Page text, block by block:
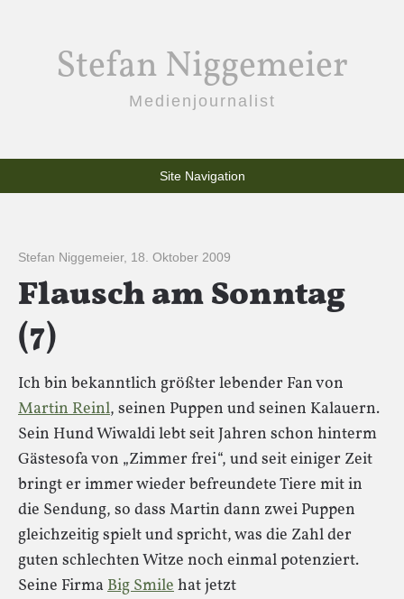
Stefan Niggemeier
Medienjournalist
Site Navigation
Stefan Niggemeier, 18. Oktober 2009
Flausch am Sonntag
(7)
Ich bin bekanntlich größter lebender Fan von
Martin Reinl, seinen Puppen und seinen Kalauern.
Sein Hund Wiwaldi lebt seit Jahren schon hinterm
Gästesofa von „Zimmer frei“, und seit einiger Zeit
bringt er immer wieder befreundete Tiere mit in
die Sendung, so dass Martin dann zwei Puppen
gleichzeitig spielt und spricht, was die Zahl der
guten schlechten Witze noch einmal potenziert.
Seine FirmaBig Smilehat jetzt